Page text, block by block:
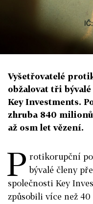
Vyšetřovatelé
obžalovat tři
Key Investments.
zhruba 840
až osm let vězení.
P rotikorupční
bývalé členy
společnosti Key
způsobili více než